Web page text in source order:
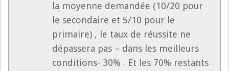
la moyenne demandée (10/20 pour
le secondaire et 5/10 pour le
primaire) , le taux de réussite ne
dépassera pas – dans les meilleurs
conditions- 30% . Et les 70% restants